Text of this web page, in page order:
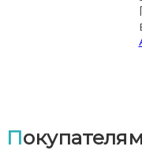
Покупателям